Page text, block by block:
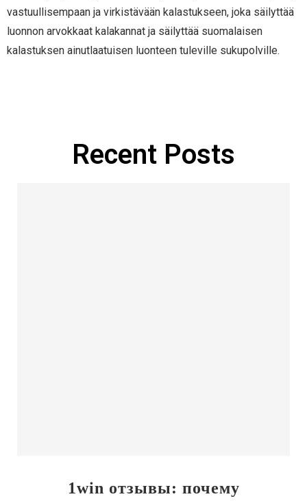
vastuullisempaan ja virkistävään kalastukseen, joka säilyttää
luonnon arvokkaat kalakannat ja säilyttää suomalaisen
kalastuksen ainutlaatuisen luonteen tuleville sukupolville.
Recent Posts
1win отзывы: почему